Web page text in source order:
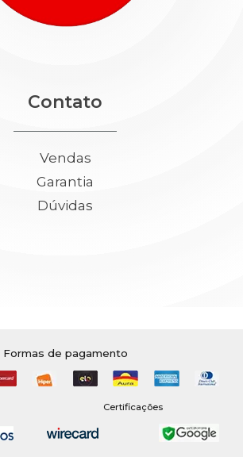
Contato
Vendas
Garantia
Dúvidas
Formas de pagamento
Certificações